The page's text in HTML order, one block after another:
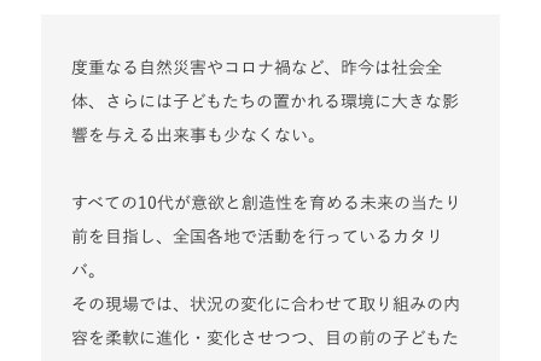
度重なる自然災害やコロナ禍など、昨今は社会全
体、さらには子どもたちの置かれる環境に大きな影
響を与える出来事も少なくない。
すべての10代が意欲と創造性を育める未来の当たり
前を目指し、全国各地で活動を行っているカタリ
バ。
その現場では、状況の変化に合わせて取り組みの内
容を柔軟に進化・変化させつつ、目の前の子どもた